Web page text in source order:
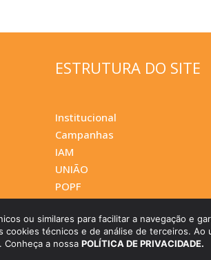
ou similares para facilitar a navegação e
cookies técnicos e de análise de terceiros. Ao
a nossa POLÍTICA DE PRIVACIDADE.
ESTRUTURA DO SITE
Institucional
Campanhas
IAM
UNIÃO
POPF